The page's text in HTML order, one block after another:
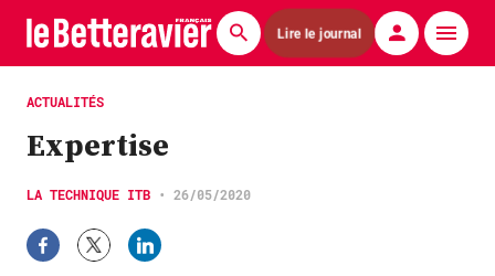
Lire le journal
Actualités
Économie
Agronomie
Matériels
ACTUALITÉS
Expertise
LA TECHNIQUE ITB • 26/05/2020